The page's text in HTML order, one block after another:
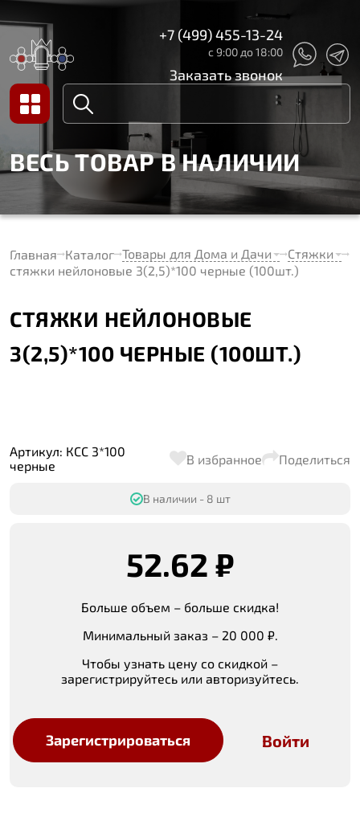
+7 (499) 455-13-24
с 9:00 до 18:00
Заказать звонок
ВЕСЬ ТОВАР В НАЛИЧИИ
Главная Каталог Товары для Дома и Дачи
Стяжки
стяжки нейлоновые 3(2,5)*100 черные (100шт.)
СТЯЖКИ НЕЙЛОНОВЫЕ
3(2,5)*100 ЧЕРНЫЕ (100ШТ.)
Артикул: КСС 3*100
черные
В избранное Поделиться
В наличии - 8 шт
52.62 ₽
Больше объем – больше скидка!
Минимальный заказ – 20 000 ₽.
Чтобы узнать цену со скидкой –
зарегистрируйтесь или авторизуйтесь.
Зарегистрироваться Войти